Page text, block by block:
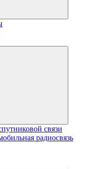
связи
радиосвязь